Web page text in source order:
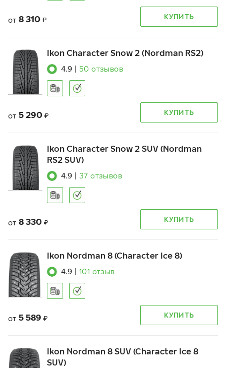
от 8 310 ₽ КУПИТЬ
Ikon Character Snow 2 (Nordman RS2)
4.9 50 отзывов
от 5 290 ₽ КУПИТЬ
Ikon Character Snow 2 SUV (Nordman
RS2 SUV)
4.9 37 отзывов
от 8 330 ₽ КУПИТЬ
Ikon Nordman 8 (Character Ice 8)
4.9 101 отзыв
от 5 589 ₽ КУПИТЬ
Ikon Nordman 8 SUV (Character Ice 8
SUV)